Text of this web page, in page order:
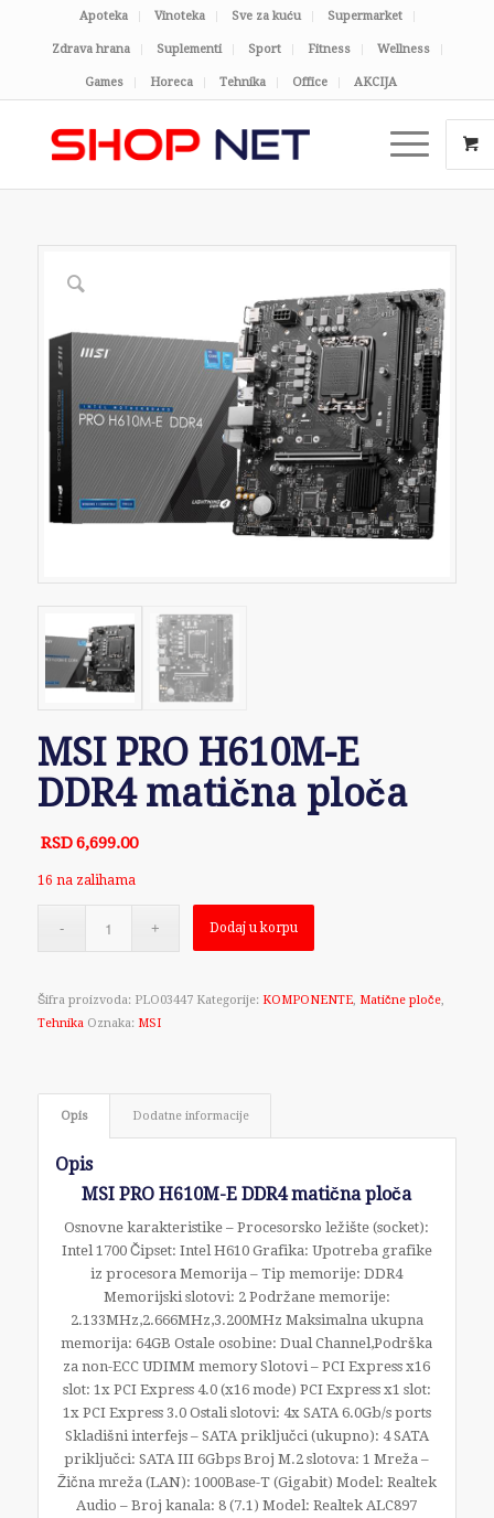
Apoteka Vinoteka Sve za kuću Supermarket
Zdrava hrana Suplementi Sport Fitness Wellness
Games Horeca Tehnika Office AKCIJA
MSI PRO H610M-E
DDR4 matična ploča
RSD6,699.00
16 na zalihama
Dodaj u korpu
Šifra proizvoda: PLO03447 Kategorije: KOMPONENTE, Matične ploče,
Tehnika Oznaka: MSI
Opis Dodatne informacije
Opis
MSI PRO H610M-E DDR4 matična ploča
Osnovne karakteristike – Procesorsko ležište (socket):
Intel 1700 Čipset: Intel H610 Grafika: Upotreba grafike
iz procesora Memorija – Tip memorije: DDR4
Memorijski slotovi: 2 Podržane memorije:
2.133MHz,2.666MHz,3.200MHz Maksimalna ukupna
memorija: 64GB Ostale osobine: Dual Channel,Podrška
za non-ECC UDIMM memory Slotovi – PCI Express x16
slot: 1x PCI Express 4.0 (x16 mode) PCI Express x1 slot:
1x PCI Express 3.0 Ostali slotovi: 4x SATA 6.0Gb/s ports
Skladišni interfejs – SATA priključci (ukupno): 4 SATA
priključci: SATA III 6Gbps Broj M.2 slotova: 1 Mreža –
Žična mreža (LAN): 1000Base-T (Gigabit) Model: Realtek
Audio – Broj kanala: 8 (7.1) Model: Realtek ALC897